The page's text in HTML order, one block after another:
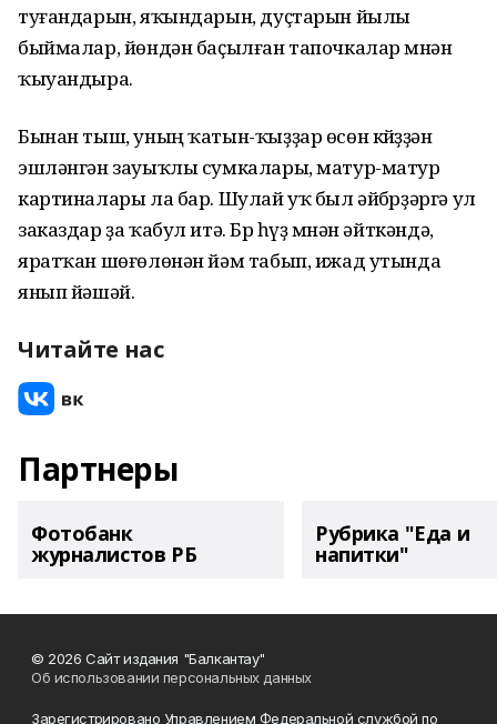
туғандарын, яҡындарын, дуҫтарын йылы
быймалар, йөндән баҫылған тапочкалар мҽнән
ҡыуандыра.
Бынан тыш, уның ҡатын-ҡыҙҙар өсөн кҽйҽҙҙән
эшләнгән зауыҡлы сумкалары, матур-матур
картиналары ла бар. Шулай уҡ был әйбҽрҙәргә ул
заказдар ҙа ҡабул итә. Бҽр һүҙ мҽнән әйткәндә,
яратҡан шөғөлөнән йәм табып, ижад утында
янып йәшәй.
Читайте нас
Партнеры
Фотобанк
журналистов РБ
Рубрика "Еда и
напитки"
© 2026 Сайт издания "Балкантау"
Об использовании персональных данных
Зарегистрировано Управлением Федеральной службой по